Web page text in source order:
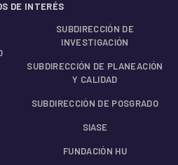
DE INTERÉS
SUBDIRECCIÓN DE
INVESTIGACIÓN
SUBDIRECCIÓN DE PLANEACIÓN
Y CALIDAD
SUBDIRECCIÓN DE POSGRADO
SIASE
FUNDACIÓN HU